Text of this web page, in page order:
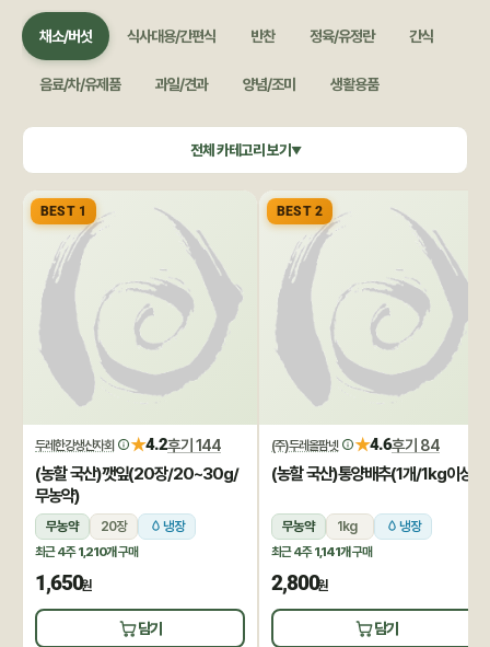
채소/버섯 식사대용/간편식 반찬 정육/유정란 간식
음료/차/유제품 과일/견과 양념/조미 생활용품
쌀/잡곡 수산/건어물 공정무역(민중교역) 건강식품/꿀
전체 카테고리 보기▼
BEST 1
두레한강생산자회 ★4.2후기 144
(농할 국산)깻잎(20장/20~30g/
무농약)
무농약 20장 냉장
최근 4주1,210개 구매
1,650원
담기
BEST 2
(주)두레올팜넷 ★4.6후기 84
(농할 국산)통양배추(1개/1kg이상)
무농약 1kg 냉장
최근 4주1,141개 구매
2,800원
담기